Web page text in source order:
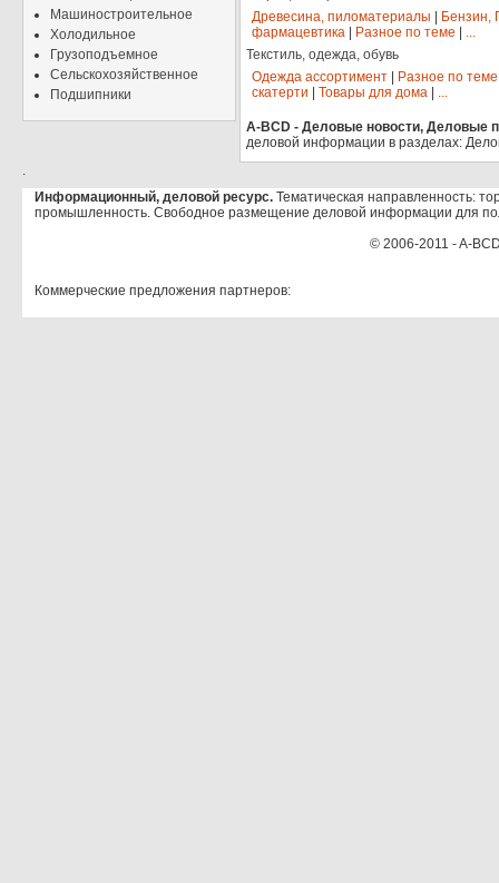
Машиностроительное
Холодильное
Грузоподъемное
Сельскохозяйственное
Подшипники
Древесина, пиломатериалы
Бензин,
фармацевтика
Разное по теме
...
Текстиль, одежда, обувь
Одежда ассортимент
Разное по теме
скатерти
Товары для дома ...
A-BCD - Деловые новости, Деловые
деловой информации в разделах:
.
Информационный, деловой ресурс. Тематическая направленность:
промышленность. Свободное размещение деловой информации для
© 2006-2011 - A-
Коммерческие предложения партнеров: